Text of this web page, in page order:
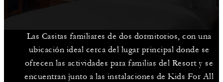
Las Casitas familiares de dos dormitorios, con una
ubicación ideal cerca del lugar principal donde se
ofrecen las actividades para familias del Resort y se
encuentran junto a las instalaciones de Kids For All